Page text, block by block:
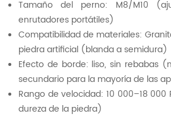
Tamaño del perno: M8/M10
enrutadores portátiles)
Compatibilidad de materiales:
piedra artificial (blanda a semidura)
Efecto de borde: liso, sin rebabas
secundario para la mayoría de las
Rango de velocidad: 10 000–18
dureza de la piedra)